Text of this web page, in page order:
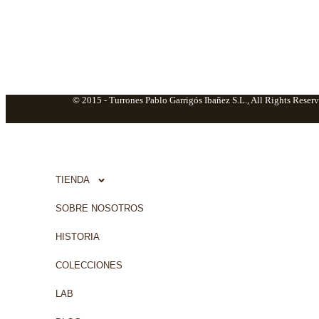
© 2015 - Turrones Pablo Garrigós Ibañez S.L., All Rights
TIENDA
SOBRE NOSOTROS
HISTORIA
COLECCIONES
LAB